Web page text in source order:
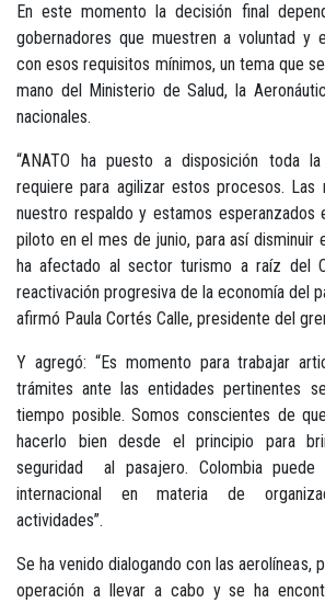
En este momento la decisión final
gobernadores que muestren a voluntad y
con esos requisitos mínimos, un tema que
mano del Ministerio de Salud, la
nacionales.
“ANATO ha puesto a disposición toda
requiere para agilizar estos procesos. Las
nuestro respaldo y estamos esperanzados
piloto en el mes de junio, para así disminuir
ha afectado al sector turismo a raíz del
reactivación progresiva de la economía del
afirmó Paula Cortés Calle, presidente del
Y agregó: “Es momento para trabajar
trámites ante las entidades pertinentes
tiempo posible. Somos conscientes de
hacerlo bien desde el principio para
seguridad al pasajero. Colombia
internacional en materia de
actividades”.
Se ha venido dialogando con las aerolíneas,
operación a llevar a cabo y se ha